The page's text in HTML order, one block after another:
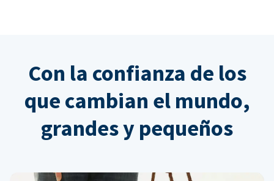
Con la confianza de los
que cambian el mundo,
grandes y pequeños